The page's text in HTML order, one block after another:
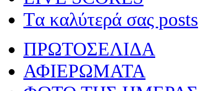
Tα καλύτερά σας posts
ΠΡΩΤΟΣΕΛΙΔΑ
ΑΦΙΕΡΩΜΑΤΑ